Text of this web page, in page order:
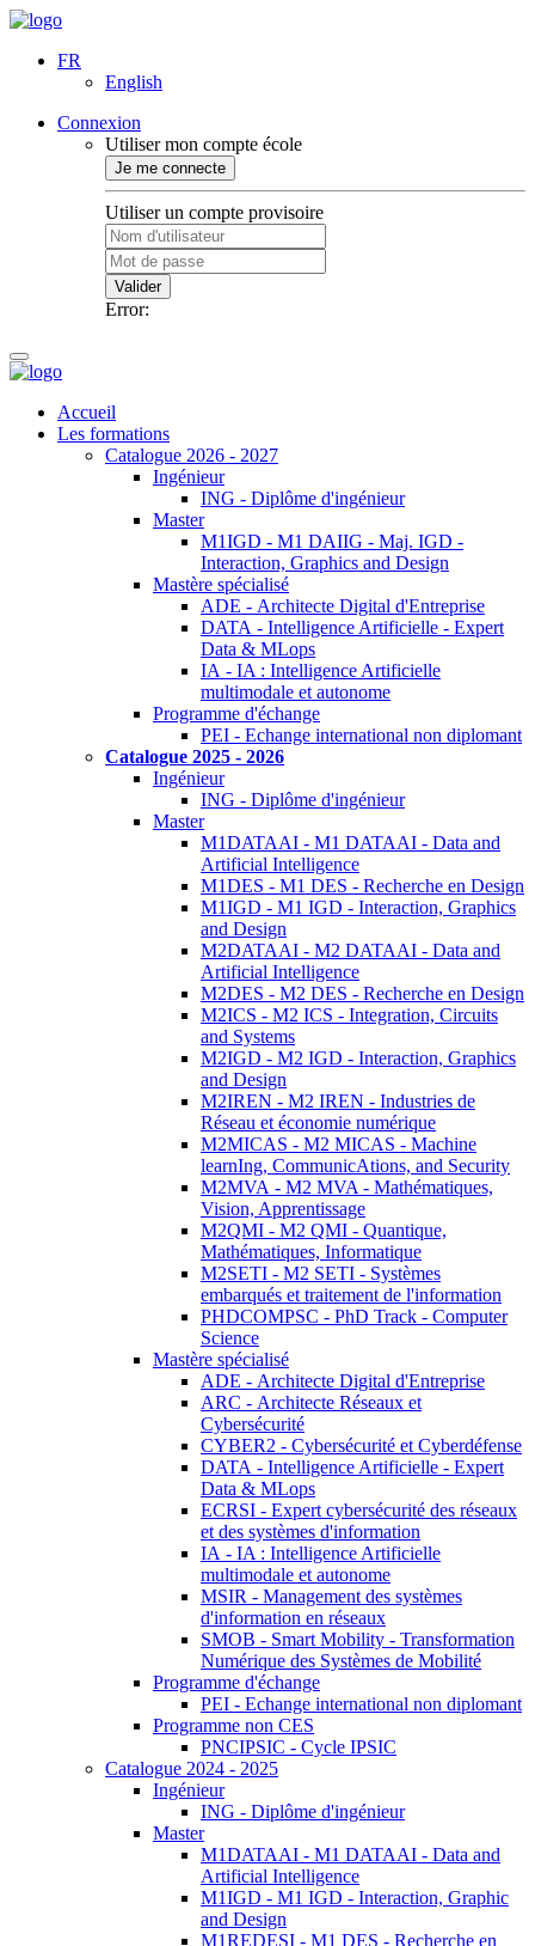
FR
English
Connexion
Utiliser mon compte école
Je me connecte
Utiliser un compte provisoire
Valider
Error:
Accueil
Les formations
Catalogue 2026 - 2027
Ingénieur
ING - Diplôme d'ingénieur
Master
M1IGD - M1 DAIIG - Maj. IGD -
Interaction, Graphics and Design
Mastère spécialisé
ADE - Architecte Digital d'Entreprise
DATA - Intelligence Artificielle - Expert
Data & MLops
IA - IA : Intelligence Artificielle
multimodale et autonome
Programme d'échange
PEI - Echange international non diplomant
Catalogue 2025 - 2026
Ingénieur
ING - Diplôme d'ingénieur
Master
M1DATAAI - M1 DATAAI - Data and
Artificial Intelligence
M1DES - M1 DES - Recherche en Design
M1IGD - M1 IGD - Interaction, Graphics
and Design
M2DATAAI - M2 DATAAI - Data and
Artificial Intelligence
M2DES - M2 DES - Recherche en Design
M2ICS - M2 ICS - Integration, Circuits
and Systems
M2IGD - M2 IGD - Interaction, Graphics
and Design
M2IREN - M2 IREN - Industries de
Réseau et économie numérique
M2MICAS - M2 MICAS - Machine
learnIng, CommunicAtions, and Security
M2MVA - M2 MVA - Mathématiques,
Vision, Apprentissage
M2QMI - M2 QMI - Quantique,
Mathématiques, Informatique
M2SETI - M2 SETI - Systèmes
embarqués et traitement de l'information
PHDCOMPSC - PhD Track - Computer
Science
Mastère spécialisé
ADE - Architecte Digital d'Entreprise
ARC - Architecte Réseaux et
Cybersécurité
CYBER2 - Cybersécurité et Cyberdéfense
DATA - Intelligence Artificielle - Expert
Data & MLops
ECRSI - Expert cybersécurité des réseaux
et des systèmes d'information
IA - IA : Intelligence Artificielle
multimodale et autonome
MSIR - Management des systèmes
d'information en réseaux
SMOB - Smart Mobility - Transformation
Numérique des Systèmes de Mobilité
Programme d'échange
PEI - Echange international non diplomant
Programme non CES
PNCIPSIC - Cycle IPSIC
Catalogue 2024 - 2025
Ingénieur
ING - Diplôme d'ingénieur
Master
M1DATAAI - M1 DATAAI - Data and
Artificial Intelligence
M1IGD - M1 IGD - Interaction, Graphic
and Design
M1REDESI - M1 DES - Recherche en